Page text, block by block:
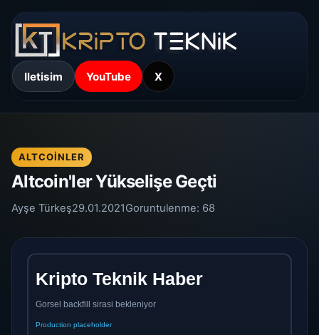
Iletisim YouTube X
ALTCOINLER
Altcoin'ler Yükselişe Geçti
Ayşe Türkeş29.01.2021Goruntulenme: 68